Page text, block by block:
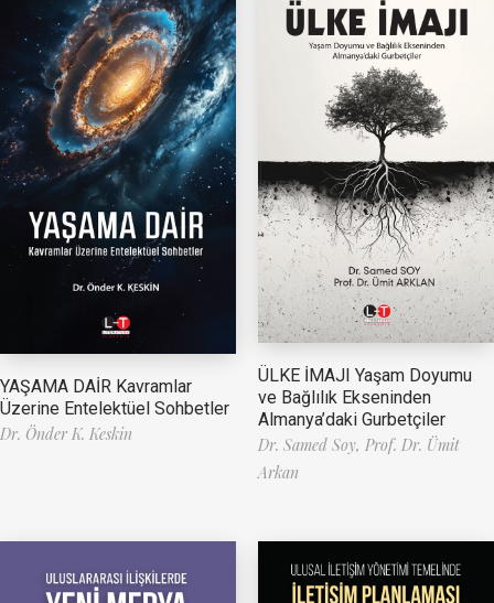
YAŞAMA DAİR Kavramlar
Üzerine Entelektüel Sohbetler
Dr. Önder K. Keskin
ÜLKE İMAJI Yaşam Doyumu
ve Bağlılık Ekseninden
Almanya’daki Gurbetçiler
Dr. Samed Soy, Prof. Dr. Ümit
Arkan